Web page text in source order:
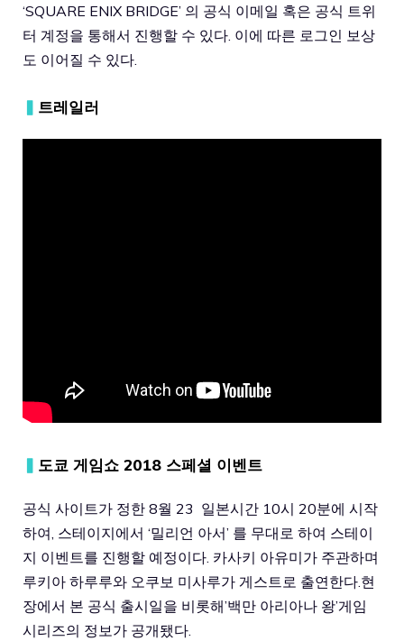
‘SQUARE ENIX BRIDGE’ 의 공식 이메일 혹은 공식 트위
터 계정을 통해서 진행할 수 있다. 이에 따른 로그인 보상
도 이어질 수 있다.
▍ 트레일러
▍ 도쿄 게임쇼 2018 스페셜 이벤트
공식 사이트가 정한 8월 23 일본시간 10시 20분에 시작
하여, 스테이지에서 ‘밀리언 아서’ 를 무대로 하여 스테이
지 이벤트를 진행할 예정이다. 카사키 아유미가 주관하며
루키아 하루루와 오쿠보 미사루가 게스트로 출연한다.현
장에서 본 공식 출시일을 비롯해’백만 아리아나 왕’게임
시리즈의 정보가 공개됐다.